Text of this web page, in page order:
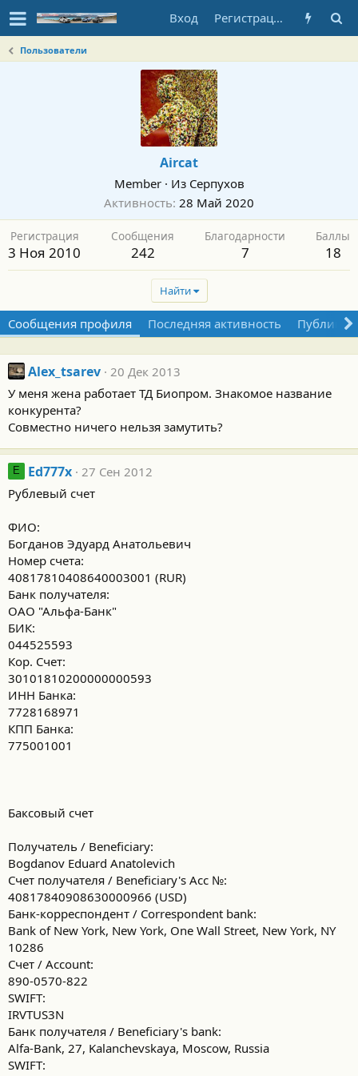
Вход Регистрация
Пользователи
Aircat
Member · Из Серпухов
Активность 28 Май 2020
Регистрация
3 Ноя 2010
Сообщения
242
Благодарности
7
Баллы
18
Найти
Сообщения профиля Последняя активность
Alex_tsarev 20 Дек 2013
У меня жена работает ТД Биопром. Знакомое название
конкурента?
Совместно ничего нельзя замутить?
E Ed777x 27 Сен 2012
Рублевый счет
ФИО:
Богданов Эдуард Анатольевич
Номер счета:
40817810408640003001 (RUR)
Банк получателя:
ОАО "Альфа-Банк"
БИК:
044525593
Кор. Счет:
30101810200000000593
ИНН Банка:
7728168971
КПП Банка:
775001001
Баксовый счет
Получатель / Beneficiary:
Bogdanov Eduard Anatolevich
Счет получателя / Beneficiary's Acc №:
40817840908630000966 (USD)
Банк-корреспондент / Correspondent bank:
Bank of New York, New York, One Wall Street, New York, NY
10286
Счет / Account:
890-0570-822
SWIFT:
IRVTUS3N
Банк получателя / Beneficiary's bank:
Alfa-Bank, 27, Kalanchevskaya, Moscow, Russia
SWIFT: